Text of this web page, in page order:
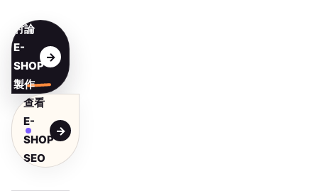
討論
E-
SHOP
製作
查看
E-
SHOP
SEO